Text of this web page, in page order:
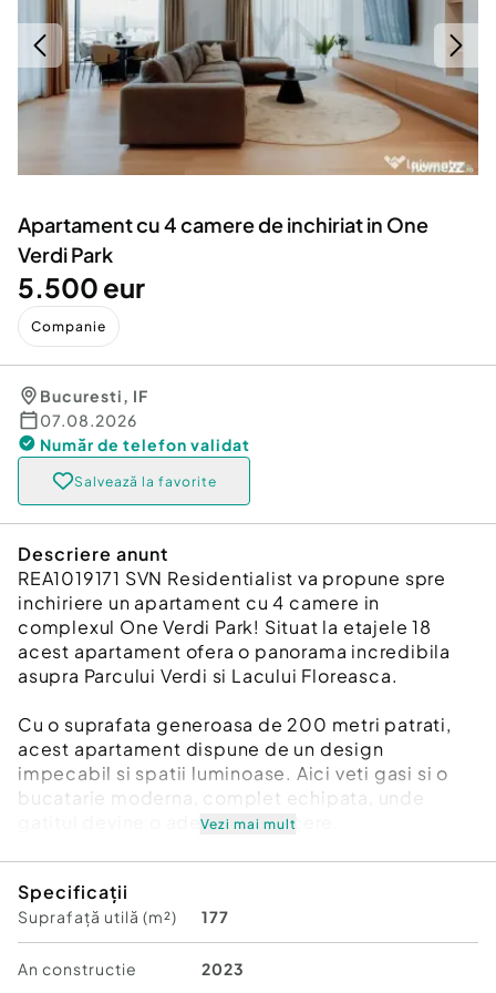
Servicii
Animale de companie
Afaceri și echipamente profesionale
Inchiriere Bunuri si Vehicule
Utilaje agricole si industriale
Piese auto si accesorii
Dacia Duster
Apartament cu 4 camere de inchiriat in One
Verdi Park
5.500 eur
Companie
Bucuresti, IF
07.08.2026
Număr de telefon validat
Salvează la favorite
Descriere anunt
REA1019171 SVN Residentialist va propune spre
inchiriere un apartament cu 4 camere in
complexul One Verdi Park! Situat la etajele 18
acest apartament ofera o panorama incredibila
asupra Parcului Verdi si Lacului Floreasca.
Cu o suprafata generoasa de 200 metri patrati,
acest apartament dispune de un design
impecabil si spatii luminoase. Aici veti gasi si o
bucatarie moderna, complet echipata, unde
gatitul devine o adevarata placere.
privelistea panoramica si sa savurati momentele
de relaxare în aer liber. Pentru confortul dvs.,
apartamentul dispune si de doua locuri de
parcare situate în subsolul 2 al aceluiasi imobil.
Vezi mai mult
Specificații
Suprafață utilă (m²) 177
An constructie 2023